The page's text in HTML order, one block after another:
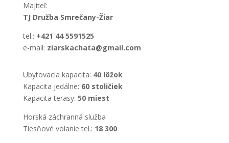
Majiteľ:
TJ Družba Smrečany-Žiar
tel.: +421 44 5591525
e-mail: ziarskachata@gmail.com
Ubytovacia kapacita: 40 lôžok
Kapacita jedálne: 60 stoličiek
Kapacita terasy: 50 miest
Horská záchranná služba
Tiesňové volanie tel.: 18 300